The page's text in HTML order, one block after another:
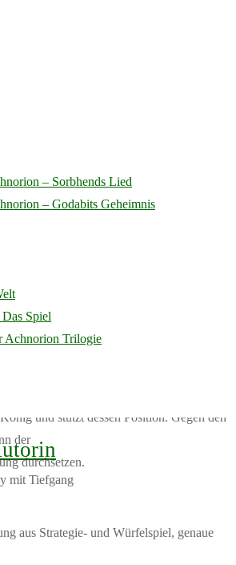
– Sorbhends Lied
– Godabits Geheimnis
Spiel
Achnorion Trilogie
mit Tiefgang
Achnorion
Faydans, aus deren Mitte für
alle Belange des Landes. Die
und stützt dessen Position. Gegen den
der
durchsetzen.
aus Strategie- und Würfelspiel, genaue